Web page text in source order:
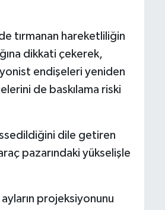
tırmanan hareketliliğin
dikkati çekerek,
endişeleri yeniden
de baskılama riski
dile getiren
pazarındaki yükselişle
projeksiyonunu